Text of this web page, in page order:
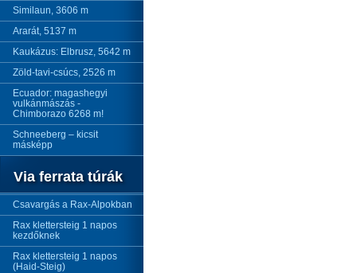
Similaun, 3606 m
Ararát, 5137 m
Kaukázus: Elbrusz, 5642 m
Zöld-tavi-csúcs, 2526 m
Ecuador: magashegyi
vulkánmászás -
Chimborazo 6268 m!
Schneeberg – kicsit
másképp
Via ferrata túrák
Csavargás a Rax-Alpokban
Rax klettersteig 1 napos
kezdőknek
Rax klettersteig 1 napos
(Haid-Steig)